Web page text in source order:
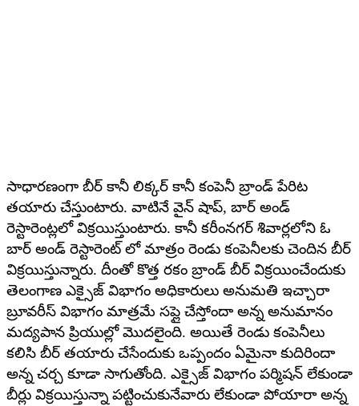
సాధారణంగా బీర్ కానీ లిక్కర్ కానీ కంపెనీ బ్రాండ్ పేరిట
తయారు చేస్తుంటారు. వాటినే వైన్ షాప్, బార్ అండ్
రెస్టారెంట్లలో విక్రయిస్తుంటారు. కానీ కరీంనగర్ శివార్లలోని ఓ
బార్ అండ్ రెస్టారెంట్ లో మాత్రం రెండు కంపెనీలకు చెందిన బీర్
విక్రయిస్తున్నారు. దీంతో కొత్త రకం బ్రాండ్ బీర్ విక్రయించేందుకు
తెలంగాణ ఎక్సైజ్ విభాగం అధికారులు అనుమతి ఇచ్చారా
బ్రూవరీస్ విభాగం మాత్రమే సప్లై చేస్తోందా అన్న అనుమానం
మద్యపాన ప్రియుల్లో మొదలైంది. అయితే రెండు కంపెనీలు
కలిసి బీర్ తయారు చేసేందుకు ఒప్పందం ఏమైనా కుదిరిందా
అన్న చర్చ కూడా సాగుతోంది. ఎక్సైజ్ విభాగం పర్మిషన్ లేకుండా
బీర్లు విక్రయిస్తున్నా పట్టించుకునేవారు లేకుండా పోయారా అన్న